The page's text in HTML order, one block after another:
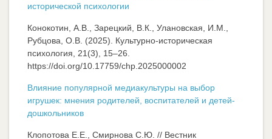
исторической психологии
Конокотин, А.В., Зарецкий, В.К., Улановская, И.М.,
Рубцова, О.В. (2025). Культурно-историческая
психология, 21(3), 15–26.
https://doi.org/10.17759/chp.2025000002
Влияние популярной медиакультуры на выбор
игрушек: мнения родителей, воспитателей и детей-
дошкольников
Клопотова Е.Е., Смирнова С.Ю. // Вестник